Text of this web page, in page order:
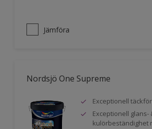
Jämföra
Nordsjö One Supreme
Exceptionell
Exceptionell glans-
kulörbeständighet